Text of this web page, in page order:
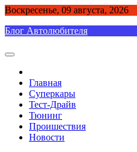
Skip
content
Воскресенье, 09 августа, 2026
Блог Автолюбителя
Главная
Суперкары
Тест-Драйв
Тюнинг
Проишествия
Новости